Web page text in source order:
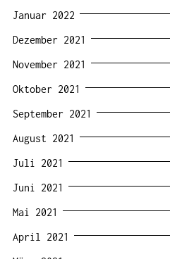
Januar 2022
Dezember 2021
November 2021
Oktober 2021
September 2021
August 2021
Juli 2021
Juni 2021
Mai 2021
April 2021